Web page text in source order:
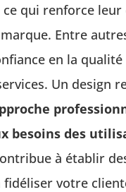
ce qui renforce leur
Entre
en la qualité
Un design
besoins des
à établir
fidéliser votre